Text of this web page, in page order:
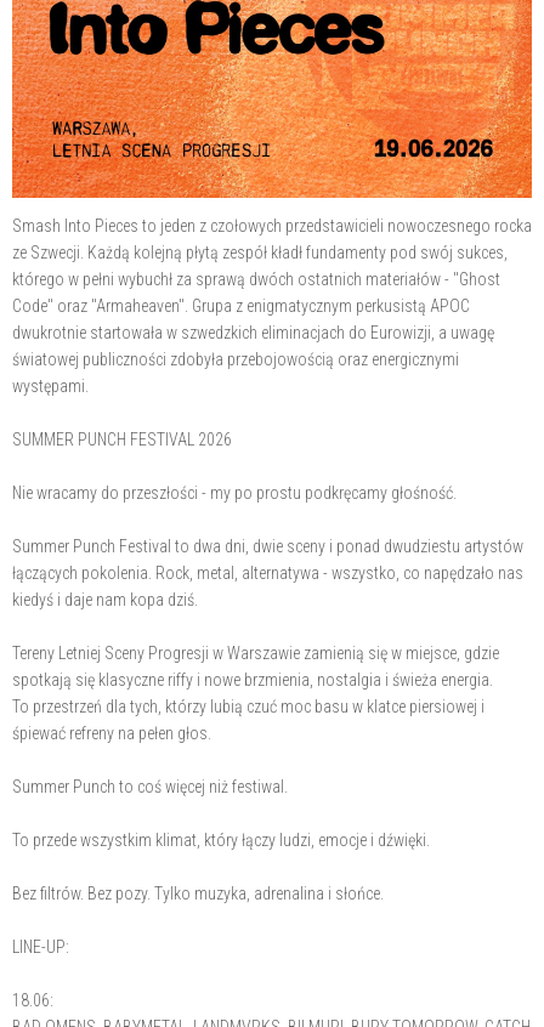
Smash Into Pieces to jeden z czołowych przedstawicieli nowoczesnego rocka
ze Szwecji. Każdą kolejną płytą zespół kładł fundamenty pod swój sukces,
którego w pełni wybuchł za sprawą dwóch ostatnich materiałów - "Ghost
Code" oraz "Armaheaven". Grupa z enigmatycznym perkusistą APOC
dwukrotnie startowała w szwedzkich eliminacjach do Eurowizji, a uwagę
światowej publiczności zdobyła przebojowością oraz energicznymi
występami.
SUMMER PUNCH FESTIVAL 2026
Nie wracamy do przeszłości - my po prostu podkręcamy głośność.
Summer Punch Festival to dwa dni, dwie sceny i ponad dwudziestu artystów
łączących pokolenia. Rock, metal, alternatywa - wszystko, co napędzało nas
kiedyś i daje nam kopa dziś.
Tereny Letniej Sceny Progresji w Warszawie zamienią się w miejsce, gdzie
spotkają się klasyczne riffy i nowe brzmienia, nostalgia i świeża energia.
To przestrzeń dla tych, którzy lubią czuć moc basu w klatce piersiowej i
śpiewać refreny na pełen głos.
Summer Punch to coś więcej niż festiwal.
To przede wszystkim klimat, który łączy ludzi, emocje i dźwięki.
Bez filtrów. Bez pozy. Tylko muzyka, adrenalina i słońce.
LINE-UP:
18.06: